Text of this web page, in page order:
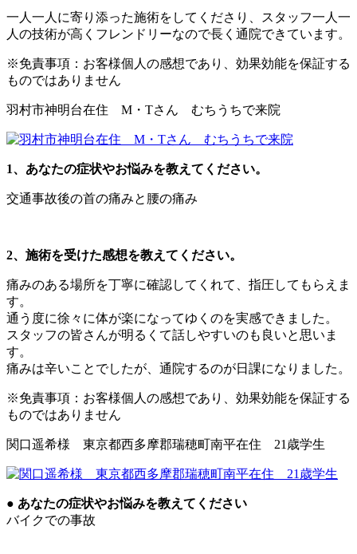
一人一人に寄り添った施術をしてくださり、スタッフ一人一
人の技術が高くフレンドリーなので長く通院できています。
※免責事項：お客様個人の感想であり、効果効能を保証する
ものではありません
羽村市神明台在住 M・Tさん むちうちで来院
1、あなたの症状やお悩みを教えてください。
交通事故後の首の痛みと腰の痛み
2、施術を受けた感想を教えてください。
痛みのある場所を丁寧に確認してくれて、指圧してもらえま
す。
通う度に徐々に体が楽になってゆくのを実感できました。
スタッフの皆さんが明るくて話しやすいのも良いと思いま
す。
痛みは辛いことでしたが、通院するのが日課になりました。
※免責事項：お客様個人の感想であり、効果効能を保証する
ものではありません
関口遥希様 東京都西多摩郡瑞穂町南平在住 21歳学生
● あなたの症状やお悩みを教えてください
バイクでの事故